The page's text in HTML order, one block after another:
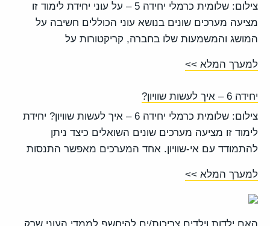
צילום: שלומית כרמלי יחידה 5 – על עוני יחידת לימוד זו
מציעה מערכים שונים בנושא עוני הכוללים חשיבה על
המושג והמשמעות שלו בחברה, קריקטורות על
למערך המלא >>
יחידה 6 – איך לעשות שוויון?
צילום: שלומית כרמלי יחידה 6 – איך לעשות שוויון? יחידת
לימוד זו מציעה מערכים שונים השואלים כיצד ניתן
להתמודד עם אי-שוויון. אחד המערכים מאפשר התנסות
למערך המלא >>